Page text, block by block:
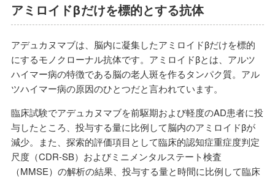
アミロイドβだけを標的とする抗体
アデュカヌマブは、脳内に凝集したアミロイドβだけを標的
にするモノクローナル抗体です。アミロイドβとは、アルツ
ハイマー病の特徴である脳の老人斑を作るタンパク質。アル
ツハイマー病の原因のひとつだと言われています。
臨床試験でアデュカヌマブを前駆期および軽度のAD患者に投
与したところ、投与する量に比例して脳内のアミロイドβが
減少。また、探索的評価項目として臨床的認知症重症度判定
尺度（CDR-SB）およびミニメンタルステート検査
（MMSE）の解析の結果、投与する量と時間に比例して臨床